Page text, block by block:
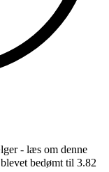
- læs om denne
bedømt til 3.82